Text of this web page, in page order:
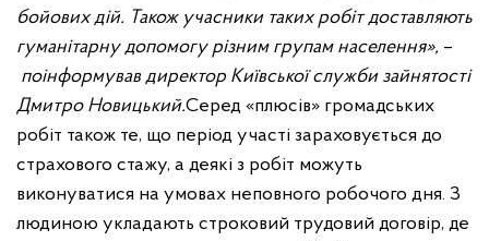
бойових дій. Також учасники таких робіт доставляють
гуманітарну допомогу різним групам населення», –
поінформував директор Київської служби зайнятості
Дмитро Новицький.Серед «плюсів» громадських
робіт також те, що період участі зараховується до
страхового стажу, а деякі з робіт можуть
виконуватися на умовах неповного робочого дня. З
людиною укладають строковий трудовий договір, де